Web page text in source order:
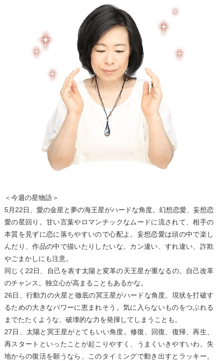
＜今週の星物語＞
5月22日、愛の金星と夢の海王星がハードな角度。幻想恋愛、妄想恋
愛の星回り。甘い言葉やロマンチックなムードに流されて、相手の
本質を見ずに恋に落ちやすいので心配よ。妄想恋愛は頭の中で楽し
んだり、作品の中で描いたりしたいな。カン違い、すれ違い、詐欺
やごまかしにも注意。
同じく22日、自己を表す太陽と変革の天王星が重なるの。自己改革
のチャンス。独立心が高まることもあるかな。
26日、行動力の火星と徹底の冥王星がハードな角度。現状を打破す
るための大きなパワーに恵まれそう。気に入らないものをつぶれる
までたたくような、破壊的な力を発揮してしまうことも。
27日、太陽と冥王星がとてもいい角度。修復、回復、復帰、再生、
再スタートといったことが起こりやすく、うまくいきやすいわ。失
地からの復活を願うなら、このタイミングで動き出すとラッキー。